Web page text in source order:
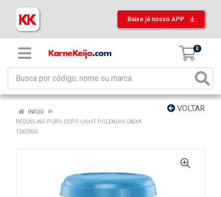
Baixe já nosso APP
0
VOLTAR
INÍCIO
REQUEIJAO PURO COPO LIGHT POLENGHI CAIXA
12X200G